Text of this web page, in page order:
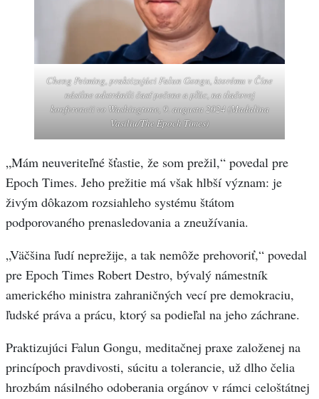
Cheng Peiming, praktizujúci Falun Gongu, ktorému v Číne
násilne odstránili časť pečene a pľúc, na tlačovej
konferencii vo Washingtone, 9. augusta 2024 (Madalina
Vasiliu/The Epoch Times)
„Mám neuveriteľné šťastie, že som prežil,“ povedal pre
Epoch Times. Jeho prežitie má však hlbší význam: je
živým dôkazom rozsiahleho systému štátom
podporovaného prenasledovania a zneužívania.
„Väčšina ľudí neprežije, a tak nemôže prehovoriť,“ povedal
pre Epoch Times Robert Destro, bývalý námestník
amerického ministra zahraničných vecí pre demokraciu,
ľudské práva a prácu, ktorý sa podieľal na jeho záchrane.
Praktizujúci Falun Gongu, meditačnej praxe založenej na
princípoch pravdivosti, súcitu a tolerancie, už dlho čelia
hrozbám násilného odoberania orgánov v rámci celoštátnej